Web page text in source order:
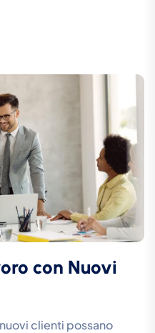
con Nuovi
clienti possano